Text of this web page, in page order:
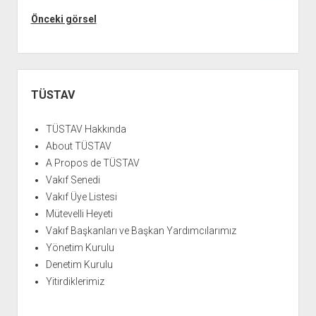
TDF KİTAPLIĞI
Önceki görsel
Menü
TÜSTAV
TÜSTAV Hakkında
About TÜSTAV
A Propos de TÜSTAV
Vakıf Senedi
Vakıf Üye Listesi
Mütevelli Heyeti
Vakıf Başkanları ve Başkan Yardımcılarımız
Yönetim Kurulu
Denetim Kurulu
Yitirdiklerimiz